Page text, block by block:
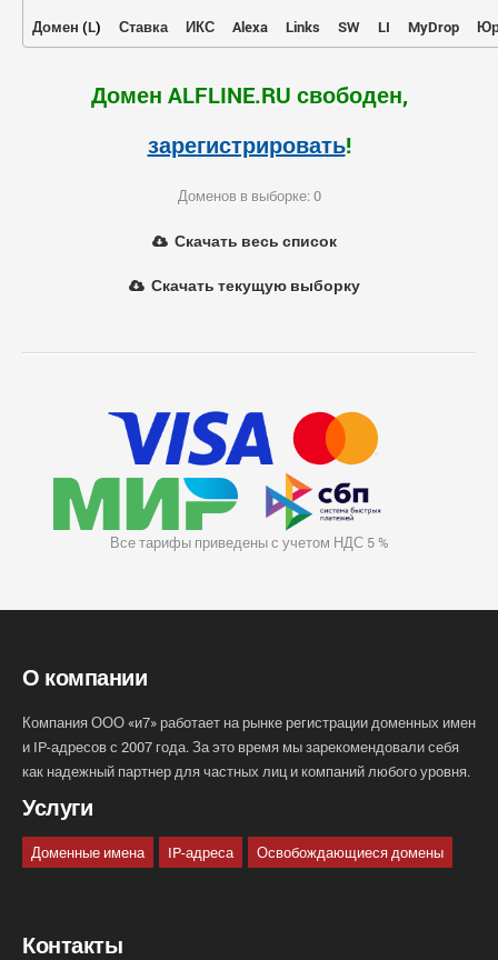
Домен (L) Ставка ИКС Alexa Links SW LI MyDrop
Домен ALFLINE.RU свободен,
зарегистрировать!
Доменов в выборке: 0
Скачать весь список
Скачать текущую выборку
Все тарифы приведены с учетом НДС 5 %
О компании
Компания ООО «и7» работает на рынке регистрации доменных имен
и IP-адресов с 2007 года. За это время мы зарекомендовали себя
как надежный партнер для частных лиц и компаний любого уровня.
Услуги
Доменные имена IP-адреса Освобождающиеся домены
Контакты